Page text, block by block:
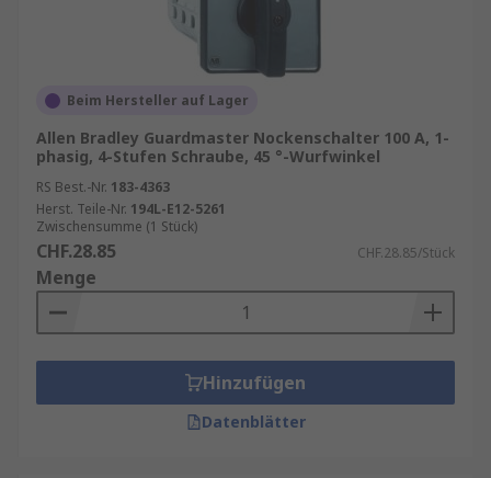
Beim Hersteller auf Lager
Allen Bradley Guardmaster Nockenschalter 100 A, 1-
phasig, 4-Stufen Schraube, 45 °-Wurfwinkel
RS Best.-Nr. 183-4363
Herst. Teile-Nr. 194L-E12-5261
Zwischensumme (1 Stück)
CHF.28.85 CHF.28.85/Stück
Menge
Hinzufügen
Datenblätter